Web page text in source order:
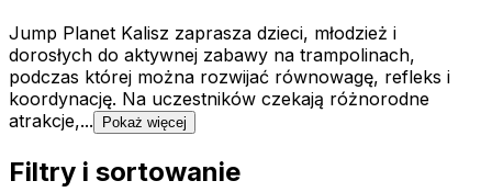
Jump Planet Kalisz zaprasza dzieci, młodzież i
dorosłych do aktywnej zabawy na trampolinach,
podczas której można rozwijać równowagę, refleks i
koordynację. Na uczestników czekają różnorodne
atrakcje,...
Pokaż więcej
Filtry i sortowanie